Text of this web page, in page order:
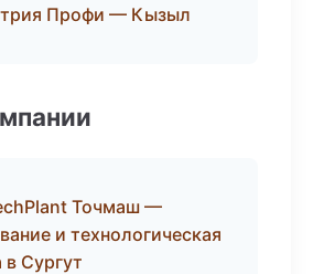
Профи — Кызыл
Точмаш —
и технологическая
в Сургут